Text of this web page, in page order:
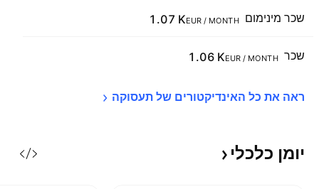
שכר מינימום 1.07 KEUR / MONTH
שכר 1.06 KEUR / MONTH
ראה את כל האינדיקטורים של תעסוקה
יומן כלכלי